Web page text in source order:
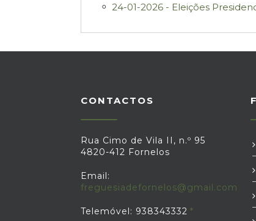
24-01-2026 - Eleições
CONTACTOS
Rua Cimo de Vila II, n.º 95
4820-412 Fornelos
Email:
freguesiadefornelos@gmail.com
Telemóvel: 938343332